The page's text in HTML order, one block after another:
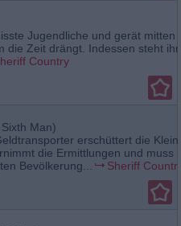
Jugendliche und gerät mitten
die Zeit drängt. Indessen steht
Country
Man)
erschüttert die
die Ermittlungen und muss
Bevölkerung...
Sheriff